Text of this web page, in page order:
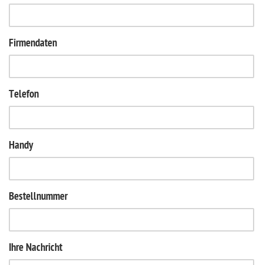
Firmendaten
Telefon
Handy
Bestellnummer
Ihre Nachricht